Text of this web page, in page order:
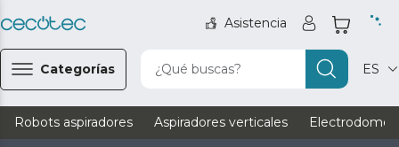
Asistencia
Categorías ¿Qué buscas? ES
Robots aspiradores Aspiradores verticales